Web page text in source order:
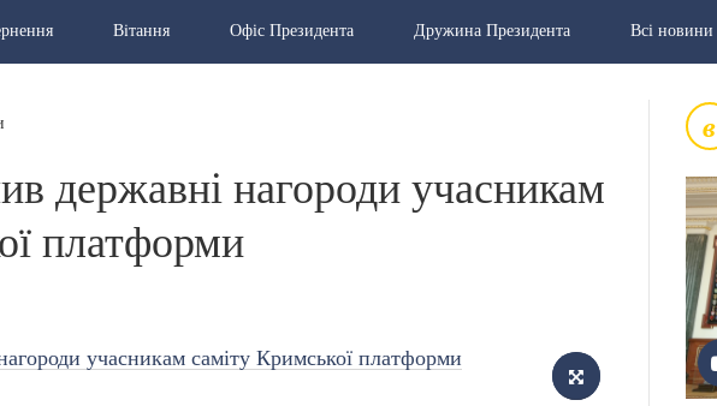
Вiтання Офіс Президента Дружина Президента Всі новини
в
державні нагороди учасникам
платформи